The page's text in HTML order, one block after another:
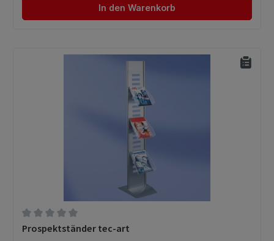
In den Warenkorb
Durchschnittliche Bewertung von 0 von 5 Sternen
Prospektständer tec-art